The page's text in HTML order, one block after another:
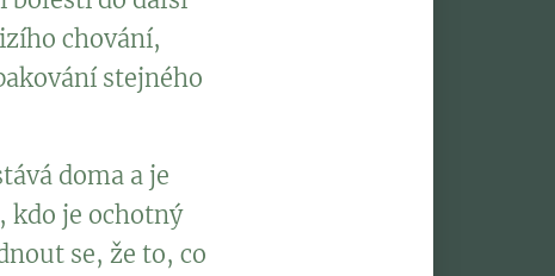
chování,
stejného
doma a je
kdo je ochotný
se, že to, co